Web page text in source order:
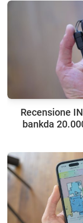
Recensione
bankda